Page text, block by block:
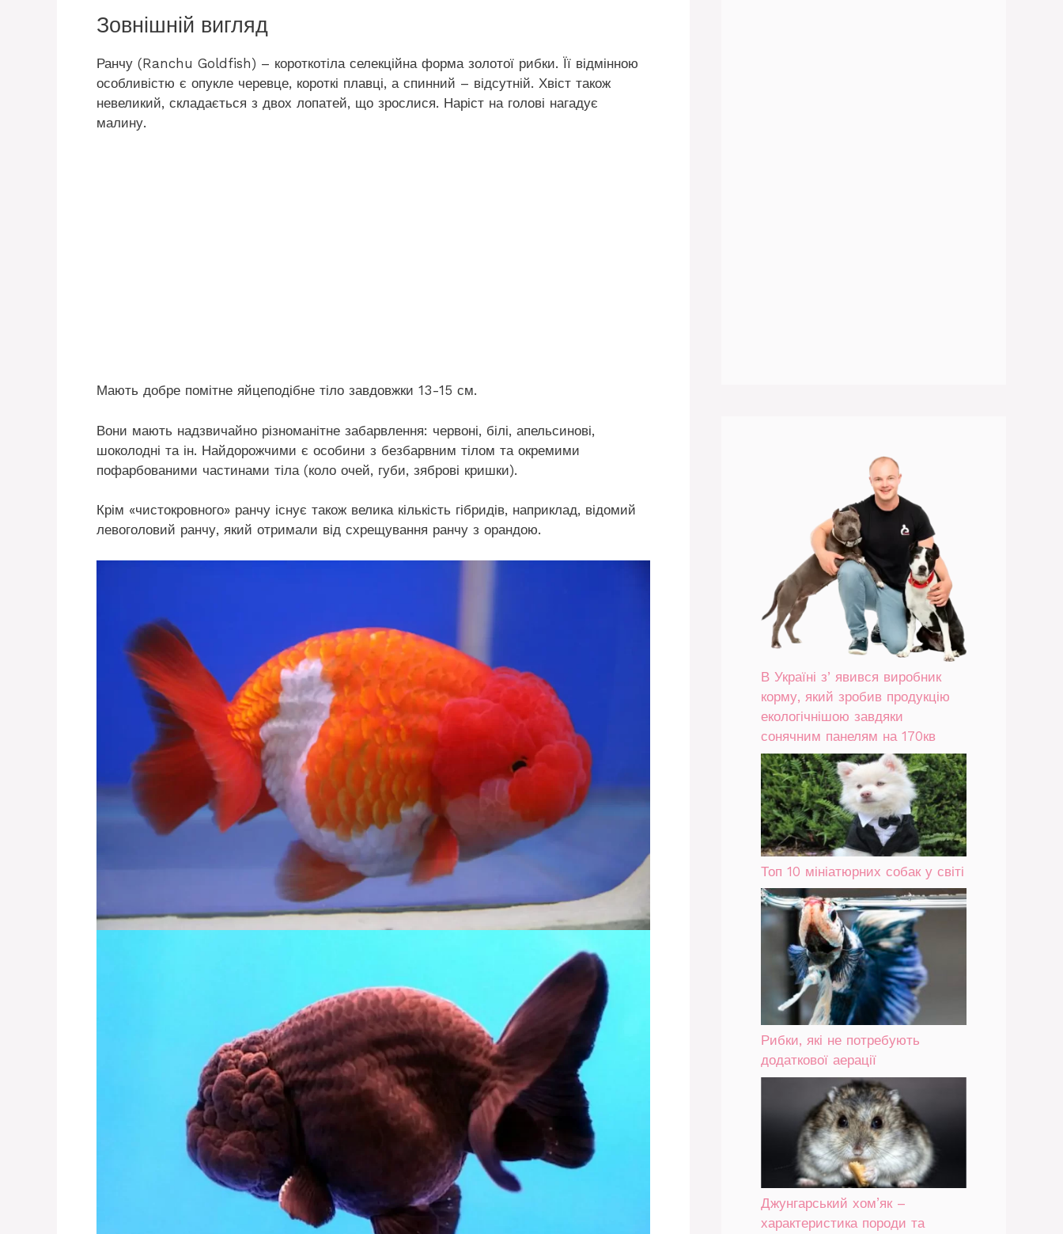
Зовнішній вигляд
Ранчу (Ranchu Goldfish) – короткотіла селекційна форма золотої рибки. Її відмінною
особливістю є опукле черевце, короткі плавці, а спинний – відсутній. Хвіст також
невеликий, складається з двох лопатей, що зрослися. Наріст на голові нагадує
малину.
Мають добре помітне яйцеподібне тіло завдовжки 13-15 см.
Вони мають надзвичайно різноманітне забарвлення: червоні, білі, апельсинові,
шоколодні та ін. Найдорожчими є особини з безбарвним тілом та окремими
пофарбованими частинами тіла (коло очей, губи, зяброві кришки).
Крім «чистокровного» ранчу існує також велика кількість гібридів, наприклад, відомий
левоголовий ранчу, який отримали від схрещування ранчу з орандою.
В Україні зʼявився виробник
корму, який зробив продукцію
екологічнішою завдяки
сонячним панелям на 170кв
Топ 10 мініатюрних собак у світі
Рибки, які не потребують
додаткової аерації
Джунгарський хом’як –
характеристика породи та